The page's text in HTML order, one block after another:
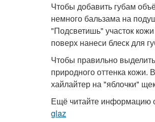
Чтобы добавить губам
немного бальзама на
"Подсветишь" участок
поверх нанеси блеск для
Чтобы правильно
природного оттенка
хайлайтер на "яблочки"
Ещё читайте информацию
glaz